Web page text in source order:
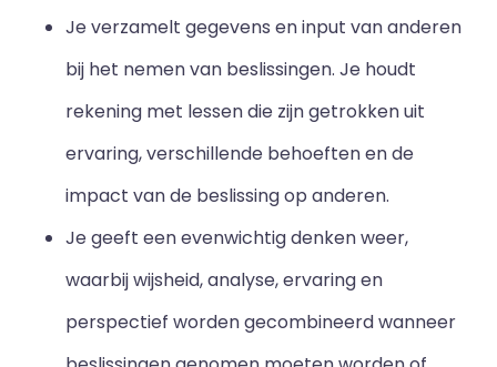
Je verzamelt gegevens en input van anderen
bij het nemen van beslissingen. Je houdt
rekening met lessen die zijn getrokken uit
ervaring, verschillende behoeften en de
impact van de beslissing op anderen.
Je geeft een evenwichtig denken weer,
waarbij wijsheid, analyse, ervaring en
perspectief worden gecombineerd wanneer